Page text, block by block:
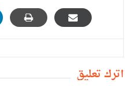
أترك تعليق